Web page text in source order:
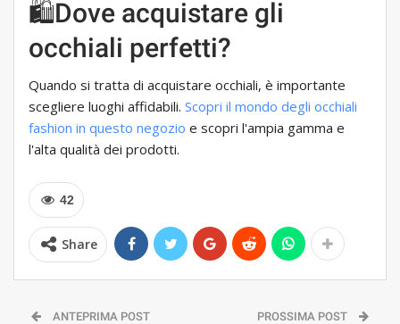
🛍Dove acquistare gli
occhiali perfetti?
Quando si tratta di acquistare occhiali, è importante
scegliere luoghi affidabili. Scopri il mondo degli occhiali
fashion in questo negozio e scopri l'ampia gamma e
l'alta qualità dei prodotti.
42
Share
ANTEPRIMA POST PROSSIMA POST